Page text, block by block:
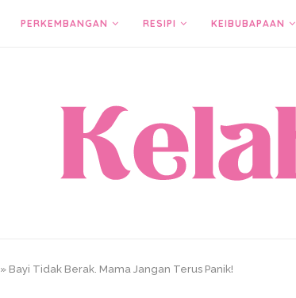
PERKEMBANGAN RESIPI KEIBUBAPAAN
» Bayi Tidak Berak. Mama Jangan Terus Panik!